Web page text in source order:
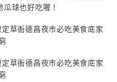
球也好吃喔！